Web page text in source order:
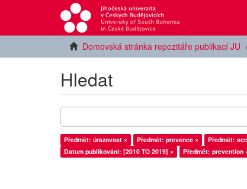
Domovská stránka repozitáře publikací JU
Hledat
Předmět: úrazovost × Předmět: prevence × Předmět:
Datum publikování: [2010 TO 2019] ×
Předmět: prevention